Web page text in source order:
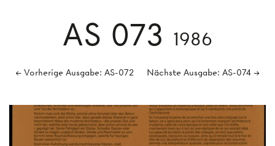
AS 073 1986
← Vorherige Ausgabe: AS-072 Nächste Ausgabe: AS-074 →